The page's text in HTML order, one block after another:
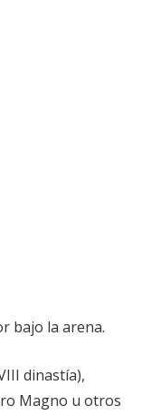
bajo la arena.
dinastía),
Magno u otros